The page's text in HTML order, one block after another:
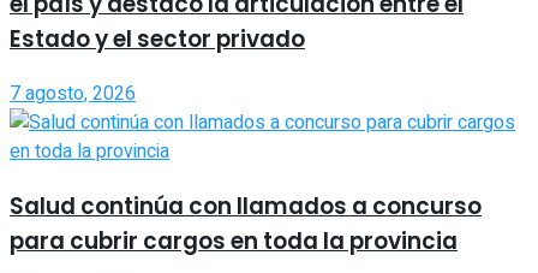
Estado y el sector privado
7 agosto, 2026
Salud continúa con llamados a concurso
para cubrir cargos en toda la provincia